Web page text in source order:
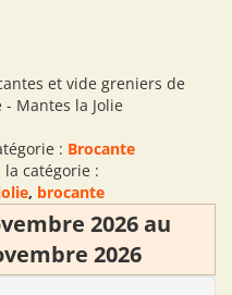
et vide greniers de
Mantes la Jolie
: Brocante
la catégorie :
, brocante
2026 au
2026